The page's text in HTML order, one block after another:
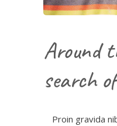
Around
search
Proin gravida